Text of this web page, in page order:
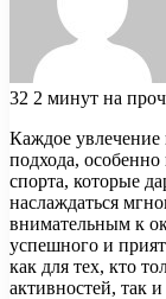
32 2 минут на
Каждое увлечение
подхода,
спорта, которые
наслаждаться
внимательным к
успешного и
как для тех, кто
активностей, так